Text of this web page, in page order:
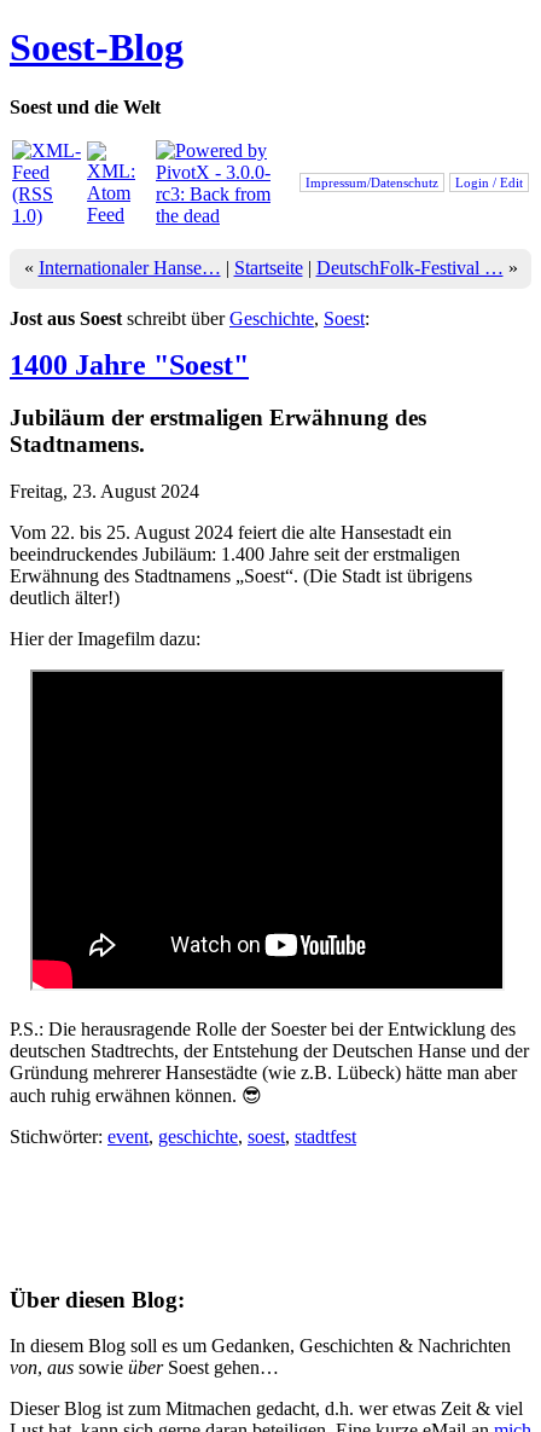
Soest-Blog
Soest und die Welt
Impressum/Datenschutz Login / Edit
« Internationaler Hanse… | Startseite| DeutschFolk-Festival … »
Jost aus Soest schreibt überGeschichte, Soest:
1400 Jahre "Soest"
Jubiläum der erstmaligen Erwähnung des
Stadtnamens.
Freitag, 23. August 2024
Vom 22. bis 25. August 2024 feiert die alte Hansestadt ein
beeindruckendes Jubiläum: 1.400 Jahre seit der erstmaligen
Erwähnung des Stadtnamens „Soest“. (Die Stadt ist übrigens
deutlich älter!)
Hier der Imagefilm dazu:
P.S.: Die herausragende Rolle der Soester bei der Entwicklung des
deutschen Stadtrechts, der Entstehung der Deutschen Hanse und der
Gründung mehrerer Hansestädte (wie z.B. Lübeck) hätte man aber
auch ruhig erwähnen können. 😎
Stichwörter: event, geschichte, soest, stadtfest
Über diesen Blog:
In diesem Blog soll es um Gedanken, Geschichten & Nachrichten
von, aus sowie überSoest gehen…
Dieser Blog ist zum Mitmachen gedacht, d.h. wer etwas Zeit & viel